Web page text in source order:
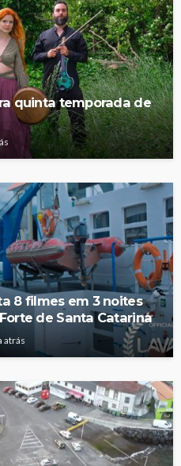
quinta temporada de
8 filmes em 3 noites
de Santa Catarina
atrás